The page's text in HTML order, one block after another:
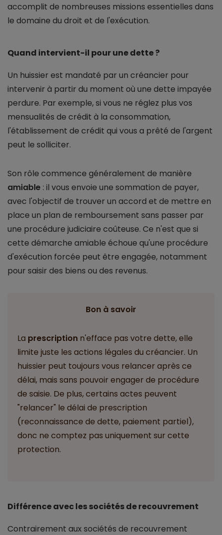
accomplit de nombreuses missions essentielles dans
le domaine du droit et de l'exécution.
Quand intervient-il pour une dette ?
Un huissier est mandaté par un créancier pour
intervenir à partir du moment où une dette impayée
perdure. Par exemple, si vous ne réglez plus vos
mensualités de crédit à la consommation,
l'établissement de crédit qui vous a prêté de l'argent
peut le solliciter.
Son rôle commence généralement de manière
amiable : il vous envoie une sommation de payer,
avec l'objectif de trouver un accord et de mettre en
place un plan de remboursement sans passer par
une procédure judiciaire coûteuse. Ce n'est que si
cette démarche amiable échoue qu'une procédure
d'exécution forcée peut être engagée, notamment
pour saisir des biens ou des revenus.
Bon à savoir
La prescription n'efface pas votre dette, elle
limite juste les actions légales du créancier. Un
huissier peut toujours vous relancer après ce
délai, mais sans pouvoir engager de procédure
de saisie. De plus, certains actes peuvent
"relancer" le délai de prescription
(reconnaissance de dette, paiement partiel),
donc ne comptez pas uniquement sur cette
protection.
Différence avec les sociétés de recouvrement
Contrairement aux sociétés de recouvrement